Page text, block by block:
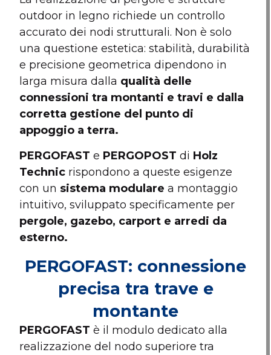
outdoor in legno richiede un controllo
accurato dei nodi strutturali. Non è solo
una questione estetica: stabilità, durabilità
e precisione geometrica dipendono in
larga misura dalla qualità delle
connessioni tra montanti e travi e dalla
corretta gestione del punto di
appoggio a terra.
PERGOFAST e PERGOPOST di Holz
Technic rispondono a queste esigenze
con un sistema modulare a montaggio
intuitivo, sviluppato specificamente per
pergole, gazebo, carport e arredi da
esterno.
PERGOFAST: connessione
precisa tra trave e
montante
PERGOFAST è il modulo dedicato alla
realizzazione del nodo superiore tra